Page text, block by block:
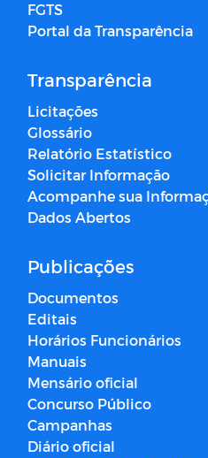
FGTS
Portal da Transparência
Transparência
Licitações
Glossário
Relatório Estatístico
Solicitar Informação
Acompanhe sua
Dados Abertos
Publicações
Documentos
Editais
Horários Funcionários
Manuais
Mensário oficial
Concurso Público
Campanhas
Diário oficial